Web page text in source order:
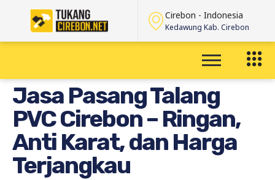
Cirebon - Indonesia
Kedawung Kab. Cirebon
Jasa Pasang Talang
PVC Cirebon – Ringan,
Anti Karat, dan Harga
Terjangkau